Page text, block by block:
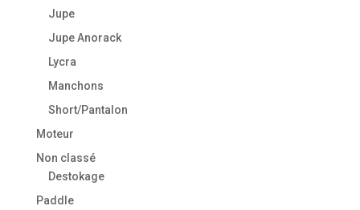
Jupe
Jupe Anorack
Lycra
Manchons
Short/Pantalon
Moteur
Non classé
Destokage
Paddle